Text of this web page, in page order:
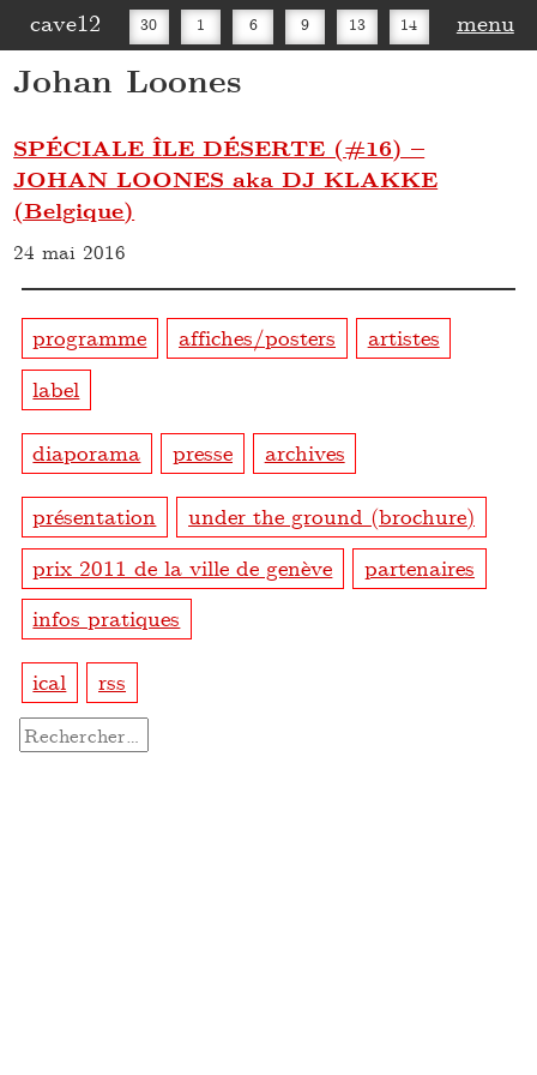
cave12 30 1 6 9 13 14 menu
Johan Loones
SPÉCIALE ÎLE DÉSERTE (#16) –
JOHAN LOONES aka DJ KLAKKE
(Belgique)
24 mai 2016
programme affiches/posters
artistes
label
diaporama presse archives
présentation
under the ground (brochure)
prix 2011 de la ville de genève
partenaires
infos pratiques
ical rss
Rechercher :